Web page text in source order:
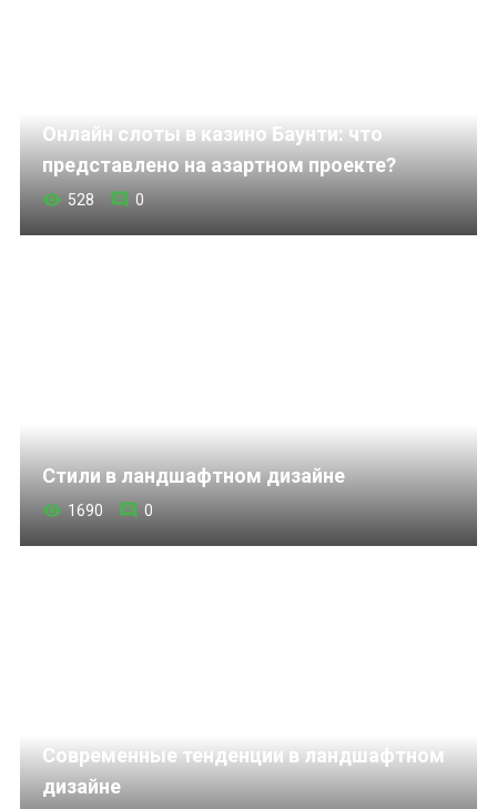
Онлайн слоты в казино Баунти: что
представлено на азартном проекте?
528 0
Стили в ландшафтном дизайне
1690 0
Современные тенденции в ландшафтном
дизайне